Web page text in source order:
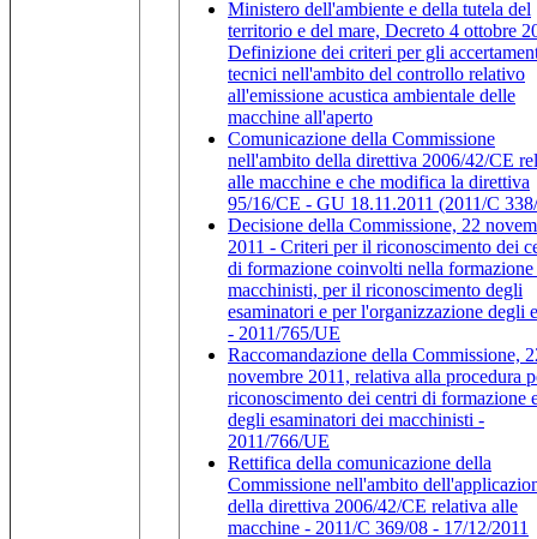
Ministero dell'ambiente e della tutela del
territorio e del mare, Decreto 4 ottobre
Definizione dei criteri per gli
tecnici nell'ambito del controllo relativo
all'emissione acustica ambientale delle
macchine all'aperto
Comunicazione della Commissione
nell'ambito della direttiva 2006/42/CE
alle macchine e che modifica la direttiva
95/16/CE - GU 18.11.2011 (2011/C
Decisione della Commissione, 22
2011 - Criteri per il riconoscimento dei
di formazione coinvolti nella formazione
macchinisti, per il riconoscimento degli
esaminatori e per l'organizzazione degli
- 2011/765/UE
Raccomandazione della Commissione,
novembre 2011, relativa alla procedura
riconoscimento dei centri di formazione
degli esaminatori dei macchinisti -
2011/766/UE
Rettifica della comunicazione della
Commissione nell'ambito
della direttiva 2006/42/CE relativa alle
macchine - 2011/C 369/08 - 17/12/2011